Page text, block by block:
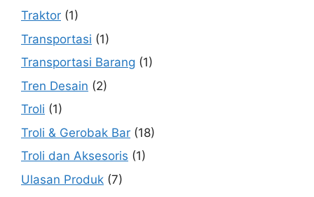
Traktor (1)
Transportasi (1)
Transportasi Barang (1)
Tren Desain (2)
Troli (1)
Troli & Gerobak Bar (18)
Troli dan Aksesoris (1)
Ulasan Produk (7)